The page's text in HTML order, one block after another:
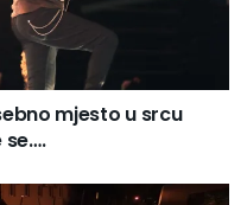
mjesto u srcu
se….